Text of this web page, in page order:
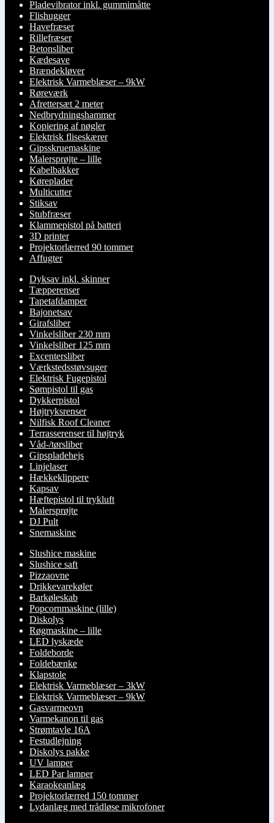
Pladevibrator inkl. gummimåtte
Flishugger
Havefræser
Rillefræser
Betonsliber
Kædesave
Brændekløver
Elektrisk Varmeblæser – 9kW
Røreværk
Afrettersæt 2 meter
Nedbrydningshammer
Kopiering af nøgler
Elektrisk fliseskærer
Gipsskruemaskine
Malersprøjte – lille
Kabelbakker
Køreplader
Multicutter
Stiksav
Stubfræser
Klammepistol på batteri
3D printer
Projektorlærred 90 tommer
Affugter
Dyksav inkl. skinner
Tæpperenser
Tapetafdamper
Bajonetsav
Girafsliber
Vinkelsliber 230 mm
Vinkelsliber 125 mm
Excentersliber
Værkstedsstøvsuger
Elektrisk Fugepistol
Sømpistol til gas
Dykkerpistol
Højtryksrenser
Nilfisk Roof Cleaner
Terrasserenser til højtryk
Våd-/tørsliber
Gipspladehejs
Linjelaser
Hækkeklippere
Kapsav
Hæftepistol til trykluft
Malersprøjte
DJ Pult
Snemaskine
Slushice maskine
Slushice saft
Pizzaovne
Drikkevarekøler
Barkøleskab
Popcornmaskine (lille)
Diskolys
Røgmaskine – lille
LED lyskæde
Foldeborde
Foldebænke
Klapstole
Elektrisk Varmeblæser – 3kW
Elektrisk Varmeblæser – 9kW
Gasvarmeovn
Varmekanon til gas
Strømtavle 16A
Festudlejning
Diskolys pakke
UV lamper
LED Par lamper
Karaokeanlæg
Projektorlærred 150 tommer
Lydanlæg med trådløse mikrofoner